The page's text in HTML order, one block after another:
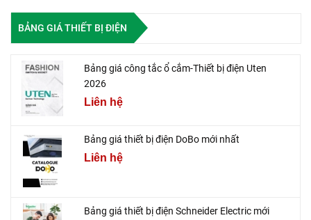
BẢNG GIÁ THIẾT BỊ ĐIỆN
Bảng giá công tắc ổ cắm-Thiết bị điện Uten
2026
Liên hệ
Bảng giá thiết bị điện DoBo mới nhất
Liên hệ
Bảng giá thiết bị điện Schneider Electric mới